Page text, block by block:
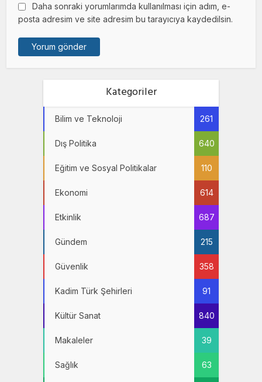
Daha sonraki yorumlarımda kullanılması için adım, e-
posta adresim ve site adresim bu tarayıcıya kaydedilsin.
Kategoriler
Bilim ve Teknoloji 261
Dış Politika 640
Eğitim ve Sosyal Politikalar 110
Ekonomi 614
Etkinlik 687
Gündem 215
Güvenlik 358
Kadim Türk Şehirleri 91
Kültür Sanat 840
Makaleler 39
Sağlık 63